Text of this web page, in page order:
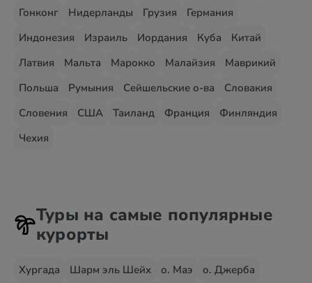
Гонконг
Нидерланды Грузия
Германия
Индонезия
Израиль Иордания Куба
Китай
Латвия
Мальта Марокко Малайзия
Маврикий
Польша
Румыния Сейшельские о-ва
Словакия
Словения
США Таиланд Франция
Финляндия
Чехия
Туры на самые популярные
курорты
Хургада Шарм эль Шейх о. Маэ
о. Джерба